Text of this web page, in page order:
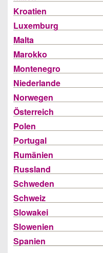
Kroatien
Luxemburg
Malta
Marokko
Montenegro
Niederlande
Norwegen
Österreich
Polen
Portugal
Rumänien
Russland
Schweden
Schweiz
Slowakei
Slowenien
Spanien